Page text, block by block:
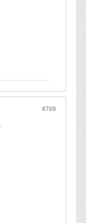
#769